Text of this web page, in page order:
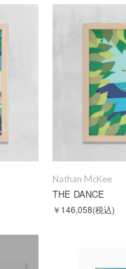
Nathan McKee
THE DANCE
￥146,058(税込)